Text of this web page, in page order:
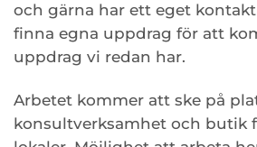
och gärna har ett eget
finna egna uppdrag för att
uppdrag vi redan har.
Arbetet kommer att ske på
konsultverksamhet och butik